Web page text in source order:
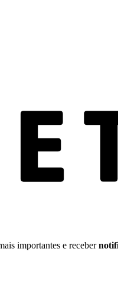
importantes e receber